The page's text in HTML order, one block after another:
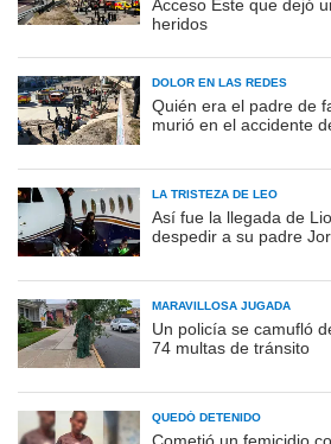
Acceso Este que dejó
heridos
DOLOR EN LAS REDES
Quién era el padre de
murió en el accidente
LA TRISTEZA DE LEO
Así fue la llegada de
despedir a su padre
MARAVILLOSA JUGADA
Un policía se camufló
74 multas de tránsito
QUEDÓ DETENIDO